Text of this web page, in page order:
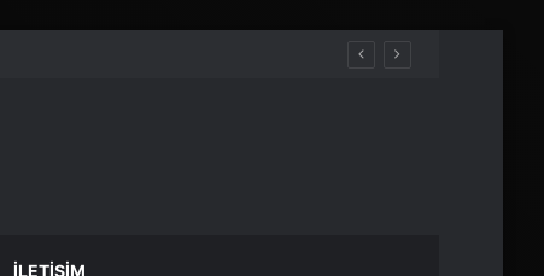
İLETIŞIM